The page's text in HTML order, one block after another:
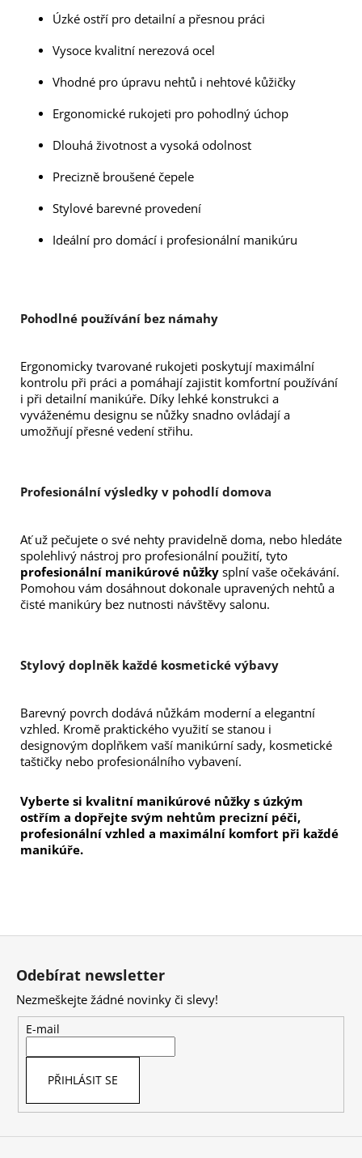
Úzké ostří pro detailní a přesnou práci
Vysoce kvalitní nerezová ocel
Vhodné pro úpravu nehtů i nehtové kůžičky
Ergonomické rukojeti pro pohodlný úchop
Dlouhá životnost a vysoká odolnost
Precizně broušené čepele
Stylové barevné provedení
Ideální pro domácí i profesionální manikúru
Pohodlné používání bez námahy
Ergonomicky tvarované rukojeti poskytují maximální
kontrolu při práci a pomáhají zajistit komfortní používání
i při detailní manikúře. Díky lehké konstrukci a
vyváženému designu se nůžky snadno ovládají a
umožňují přesné vedení střihu.
Profesionální výsledky v pohodlí domova
Ať už pečujete o své nehty pravidelně doma, nebo hledáte
profesionální manikúrové nůžky splní vaše očekávání.
Pomohou vám dosáhnout dokonale upravených nehtů a
čisté manikúry bez nutnosti návštěvy salonu.
Stylový doplněk každé kosmetické výbavy
Barevný povrch dodává nůžkám moderní a elegantní
vzhled. Kromě praktického využití se stanou i
designovým doplňkem vaší manikúrní sady, kosmetické
taštičky nebo profesionálního vybavení.
Vyberte si kvalitní manikúrové nůžky s úzkým
ostřím a dopřejte svým nehtům precizní péči,
profesionální vzhled a maximální komfort při každé
manikúře.
Z
Odebírat newsletter
Nezmeškejte žádné novinky či slevy!
E-mail
PŘIHLÁSIT SE